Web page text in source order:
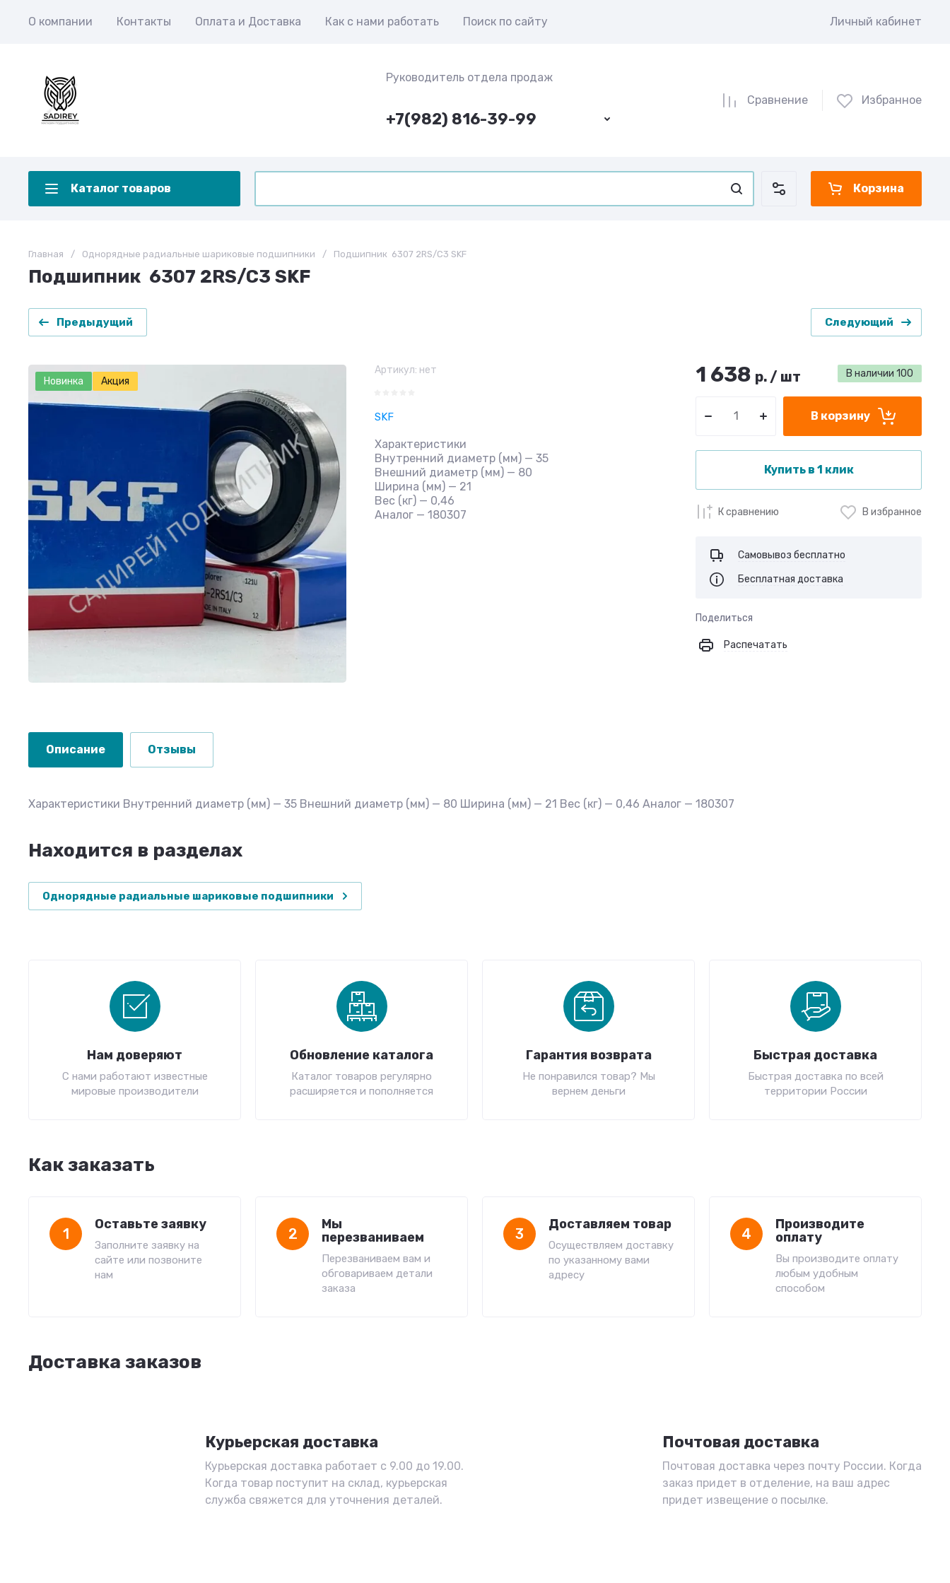
О компании Контакты Оплата и Доставка Как с нами работать Поиск по сайту Личный кабинет
Руководитель отдела продаж
+7(982) 816-39-99
Сравнение Избранное
Каталог товаров Корзина
Главная / Однорядные радиальные шариковые подшипники / Подшипник 6307 2RS/C3 SKF
Подшипник 6307 2RS/C3 SKF
Предыдущий Следующий
Новинка Акция
Артикул: нет
SKF
Характеристики
Внутренний диаметр (мм) — 35
Внешний диаметр (мм) — 80
Ширина (мм) — 21
Вес (кг) — 0,46
Аналог — 180307
В наличии 100
1 638 р. / шт
В корзину
Купить в 1 клик
К сравнению В избранное
Самовывоз бесплатно
Бесплатная доставка
Поделиться
Распечатать
Описание Отзывы
Характеристики Внутренний диаметр (мм) — 35 Внешний диаметр (мм) — 80 Ширина (мм) — 21 Вес (кг) — 0,46 Аналог — 180307
Находится в разделах
Однорядные радиальные шариковые подшипники
Нам доверяют
С нами работают известные
мировые производители
Обновление каталога
Каталог товаров регулярно
расширяется и пополняется
Гарантия возврата
Не понравился товар? Мы
вернем деньги
Быстрая доставка
Быстрая доставка по всей
территории России
Как заказать
1
Оставьте заявку
Заполните заявку на
сайте или позвоните
нам
2
Мы
перезваниваем
Перезваниваем вам и
обговариваем детали
заказа
3
Доставляем товар
Осуществляем доставку
по указанному вами
адресу
4
Производите
оплату
Вы производите оплату
любым удобным
способом
Доставка заказов
Курьерская доставка
Курьерская доставка работает с 9.00 до 19.00.
Когда товар поступит на склад, курьерская
служба свяжется для уточнения деталей.
Почтовая доставка
Почтовая доставка через почту России. Когда
заказ придет в отделение, на ваш адрес
придет извещение о посылке.